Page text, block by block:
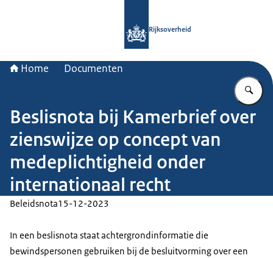
Rijksoverheid
Home Documenten
Beslisnota bij Kamerbrief over
zienswijze op concept van
medeplichtigheid onder
internationaal recht
Beleidsnota15-12-2023
In een beslisnota staat achtergrondinformatie die
bewindspersonen gebruiken bij de besluitvorming over een